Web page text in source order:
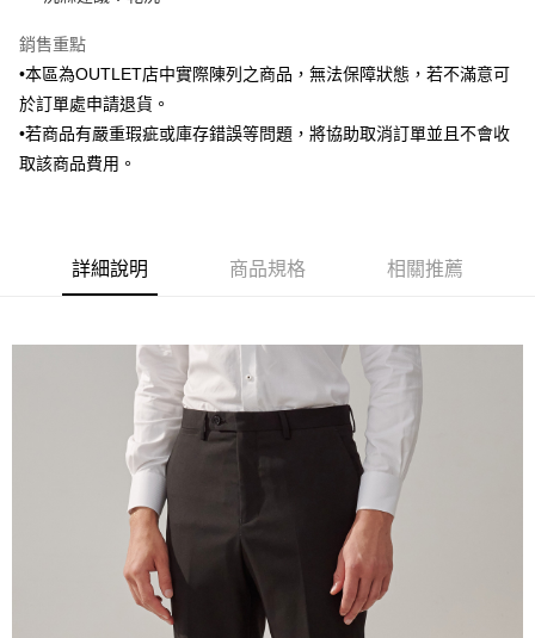
聯邦商業銀行
元大商業銀行
永豐商業銀行
台新國際商業銀行
台灣樂天信用卡公司
匯豐（台灣）商業銀行
聯邦商業銀行
遠東國際商業銀行
元大商業銀行
玉山商業銀行
星展（台灣）商業銀行
台灣樂天信用卡公司
悠遊付
Google Pay
AFTEE先享後付是「在收到商品之後才付款」的支付方式。 讓您購物簡單
便利好安心！
３．安心：先確認商品／服務後，再付款。
【「AFTEE先享後付」結帳流程】
１．於結帳方式選擇「AFTEE先享後付」後，將跳轉至「AFTEE先享後付」
結帳頁面，進行簡訊認證並確認金額後，即可完成結帳。
２．訂單成立數日內，您將收到繳費通知簡訊。
３．收到繳費通知簡訊後14天內，點擊此簡訊中的連結，可透過四大超商／
ATM／網路銀行／等多元方式進行付款，方視為交易完成。
※ 請注意：結帳手續完成當下不需立刻繳費，但若您需要取消訂單，請聯絡
購買商品的店家。未經商家同意取消之訂單仍視為有效，需透過AFTEE先享
後付繳納相關費用。
※ 交易是否成功請以「AFTEE先享後付 」之結帳頁面顯示為準，若有關於
是否繳費成功／繳費後需取消欲退款等相關疑問，請聯繫「AFTEE先享後付
ATM付款
每筆NT$120，滿NT$3,000(含以上)免運費
新竹物流離島宅配
每筆NT$350，滿NT$3,500(含以上)免運費
LINEX 宇迅國際
銷售重點
•本區為OUTLET店中實際陳列之商品，無法保障狀態，若不滿意可
於訂單處申請退貨。
•若商品有嚴重瑕疵或庫存錯誤等問題，將協助取消訂單並且不會收
取該商品費用。
詳細說明 商品規格 相關推薦